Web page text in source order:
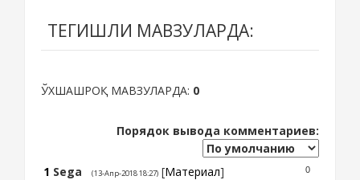
ТЕГИШЛИ МАВЗУЛАРДА:
ЎХШАШРОҚ МАВЗУЛАРДА: 0
Порядок вывода комментариев:
0
1 Sega (13-Апр-2018 18:27) [Материал]